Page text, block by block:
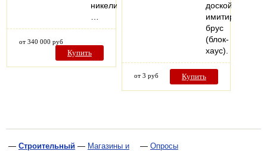
никелирования,
…
от 340 000 руб
Купить
доской,
имитирующей
брус
(блок-
хаус).
от 3 руб Купить
— Строительный — Магазины и
— Опросы